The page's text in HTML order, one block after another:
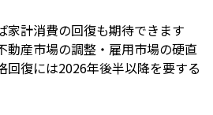
家計消費の回復も期待できます
動産市場の調整・雇用市場の硬直
回復には2026年後半以降を要する